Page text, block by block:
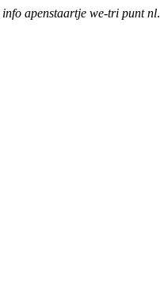
info apenstaartje we-tri punt nl.